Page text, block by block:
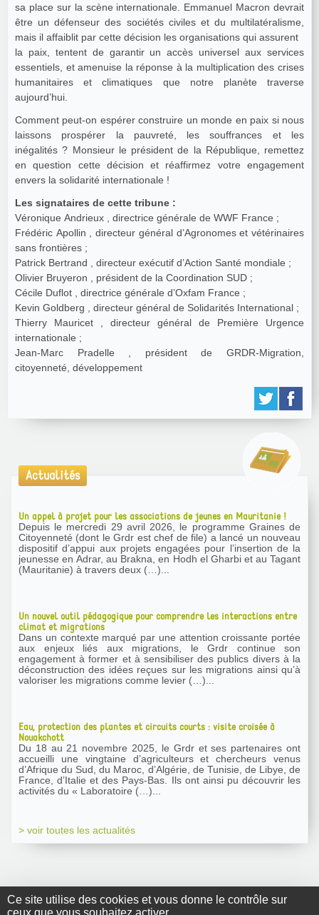
Ce site utilise des cookies et vous donne le contrôle sur
ceux que vous souhaitez activer
sa place sur la scène internationale. Emmanuel Macron devrait
être un défenseur des sociétés civiles et du multilatéralisme,
mais il affaiblit par cette décision les organisations qui assurent
la paix, tentent de garantir un accès universel aux services
essentiels, et amenuise la réponse à la multiplication des crises
humanitaires et climatiques que notre planète traverse
aujourd’hui.
Comment peut-on espérer construire un monde en paix si nous
laissons prospérer la pauvreté, les souffrances et les
inégalités ? Monsieur le président de la République, remettez
en question cette décision et réaffirmez votre engagement
envers la solidarité internationale !
Les signataires de cette tribune :
Véronique Andrieux , directrice générale de WWF France ;
Frédéric Apollin , directeur général d’Agronomes et vétérinaires
sans frontières ;
Patrick Bertrand , directeur exécutif d’Action Santé mondiale ;
Olivier Bruyeron , président de la Coordination SUD ;
Cécile Duflot , directrice générale d’Oxfam France ;
Kevin Goldberg , directeur général de Solidarités International ;
Thierry Mauricet , directeur général de Première Urgence
internationale ;
Jean-Marc Pradelle , président de GRDR-Migration,
citoyenneté, développement
Actualités
Un appel à projet pour les associations de jeunes en Mauritanie !
Depuis le mercredi 29 avril 2026, le programme Graines de
Citoyenneté (dont le Grdr est chef de file) a lancé un nouveau
dispositif d’appui aux projets engagées pour l’insertion de la
jeunesse en Adrar, au Brakna, en Hodh el Gharbi et au Tagant
(Mauritanie) à travers deux (…)...
Un nouvel outil pédagogique pour comprendre les interactions entre
climat et migrations
Dans un contexte marqué par une attention croissante portée
aux enjeux liés aux migrations, le Grdr continue son
engagement à former et à sensibiliser des publics divers à la
déconstruction des idées reçues sur les migrations ainsi qu’à
valoriser les migrations comme levier (…)...
Eau, protection des plantes et circuits courts : visite croisée à
Nouakchott
Du 18 au 21 novembre 2025, le Grdr et ses partenaires ont
accueilli une vingtaine d’agriculteurs et chercheurs venus
d’Afrique du Sud, du Maroc, d’Algérie, de Tunisie, de Libye, de
France, d’Italie et des Pays-Bas. Ils ont ainsi pu découvrir les
activités du « Laboratoire (…)...
> voir toutes les actualités